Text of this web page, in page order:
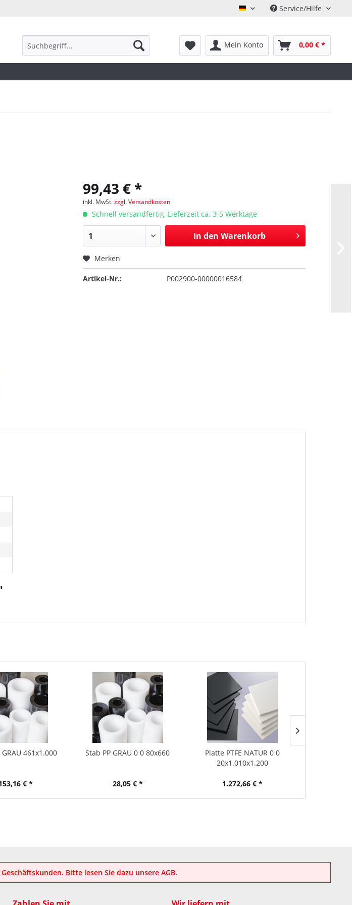
Deutsch Service/Hilfe
Mein Konto 0,00 € *
99,43 € *
inkl. MwSt.zzgl. Versandkosten
Schnell versandfertig, Lieferzeit ca. 3-5 Werktage
In den Warenkorb
Merken
Artikel-Nr.: P002900-00000016584
GRAU 461x1.000
€ *
Stab PP GRAU 0 0 80x660
28,05 € *
Platte PTFE NATUR 0 0
20x1.010x1.200
1.272,66 € *
Bitte lesen Sie dazu unsere AGB.